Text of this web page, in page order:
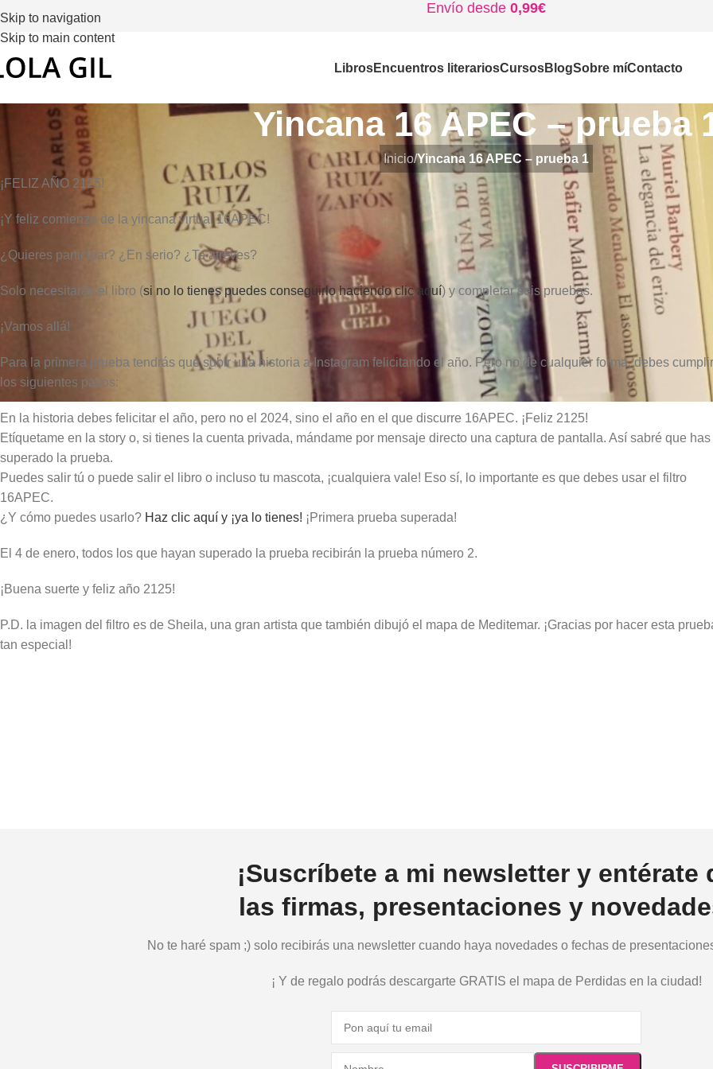
Skip to navigation
Skip to main content
Envío desde 0,99€
LibrosEncuentros literariosCursosBlogSobre míContacto
Yincana 16 APEC – prueba
Inicio/Yincana 16 APEC – prueba 1
¡FELIZ AÑO 2125!
¡Y feliz comienzo de la yincana virtual 16APEC!
¿Quieres participar? ¿En serio? ¿Te atreves?
Solo necesitarás el libro (si no lo tienes puedes conseguirlo haciendo clic aquí) y completar seis pruebas.
¡Vamos allá!
Para la primera prueba tendrás que subir una historia a Instagram felicitando el año. Pero no de cualquier forma, debes cumplir
los siguientes pasos:
En la historia debes felicitar el año, pero no el 2024, sino el año en el que discurre 16APEC. ¡Feliz 2125!
Etíquetame en la story o, si tienes la cuenta privada, mándame por mensaje directo una captura de pantalla. Así sabré que has
superado la prueba.
Puedes salir tú o puede salir el libro o incluso tu mascota, ¡cualquiera vale! Eso sí, lo importante es que debes usar el filtro
16APEC.
¿Y cómo puedes usarlo? Haz clic aquí y ¡ya lo tienes! ¡Primera prueba superada!
El 4 de enero, todos los que hayan superado la prueba recibirán la prueba número 2.
¡Buena suerte y feliz año 2125!
P.D. la imagen del filtro es de Sheila, una gran artista que también dibujó el mapa de Meditemar. ¡Gracias por hacer esta
tan especial!
¡Suscríbete a mi newsletter y entérate
las firmas, presentaciones y
No te haré spam ;) solo recibirás una newsletter cuando haya novedades o fechas de
¡ Y de regalo podrás descargarte GRATIS el mapa de Perdidas en la ciudad!